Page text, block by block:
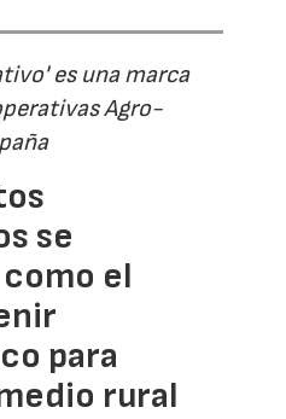
es una marca
Agro-
se
el
para
rural